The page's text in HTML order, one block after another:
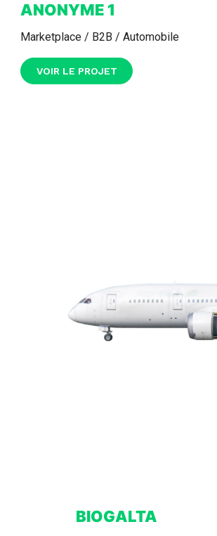
ANONYME 1
Marketplace / B2B / Automobile
VOIR LE PROJET
BIOGALTA